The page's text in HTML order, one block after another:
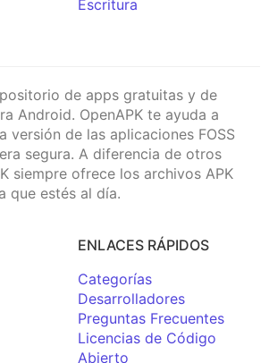
Escritura
de apps gratuitas y de
Android. OpenAPK te ayuda a
versión de las aplicaciones FOSS
segura. A diferencia de otros
siempre ofrece los archivos APK
que estés al día.
ENLACES RÁPIDOS
Categorías
Desarrolladores
Preguntas Frecuentes
Licencias de Código
Abierto